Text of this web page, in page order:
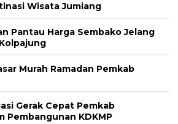
Wisata Jumiang
Pantau Harga Sembako Jelang
Murah Ramadan Pemkab
Gerak Cepat Pemkab
Pembangunan KDKMP